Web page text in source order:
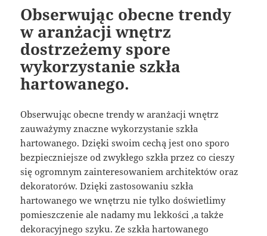
Obserwując obecne trendy
w aranżacji wnętrz
dostrzeżemy spore
wykorzystanie szkła
hartowanego.
Obserwując obecne trendy w aranżacji wnętrz
zauważymy znaczne wykorzystanie szkła
hartowanego. Dzięki swoim cechą jest ono sporo
bezpieczniejsze od zwykłego szkła przez co cieszy
się ogromnym zainteresowaniem architektów oraz
dekoratorów. Dzięki zastosowaniu szkła
hartowanego we wnętrzu nie tylko doświetlimy
pomieszczenie ale nadamy mu lekkości ,a także
dekoracyjnego szyku. Ze szkła hartowanego